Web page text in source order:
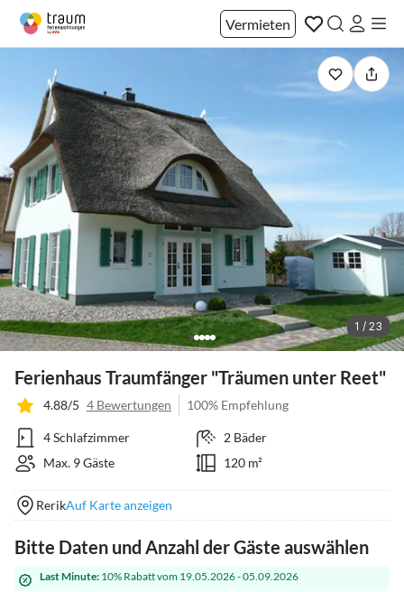
Vermieten
1 / 23
Ferienhaus Traumfänger "Träumen unter Reet"
4.88/5 4 Bewertungen 100% Empfehlung
4 Schlafzimmer
2 Bäder
Max. 9 Gäste
120 m²
RerikAuf Karte anzeigen
Bitte Daten und Anzahl der Gäste auswählen
Last Minute: 10% Rabatt vom 19.05.2026 - 05.09.2026